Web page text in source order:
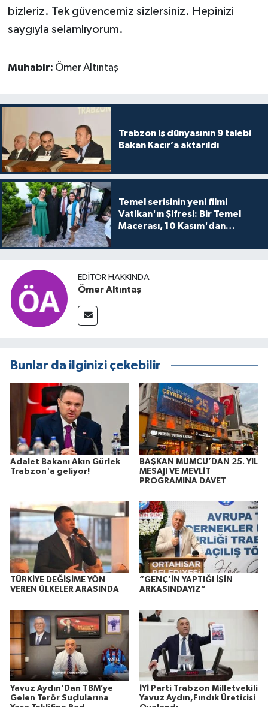
bizleriz. Tek güvencemiz sizlersiniz. Hepinizi
saygıyla selamlıyorum.
Muhabir: Ömer Altıntaş
Trabzon iş dünyasının 9 talebi
Bakan Kacır’a aktarıldı
Temel serisinin yeni filmi
Vatikan'ın Şifresi: Bir Temel
Macerası, 10 Kasım'dan
buluşuyo
EDITÖR HAKKINDA
Ömer Altıntaş
Bunlar da ilginizi çekebilir
Adalet Bakanı Akın Gürlek
Trabzon'a geliyor!
BAŞKAN MUMCU’DAN 25. YIL
MESAJI VE MEVLİT
PROGRAMINA DAVET
TÜRKİYE DEĞİŞİME YÖN
VEREN ÜLKELER ARASINDA
“GENÇ’İN YAPTIĞI İŞİN
ARKASINDAYIZ”
Yavuz Aydın‘Dan TBM’ye
Gelen Terör Suçlularına
İYİ Parti Trabzon Milletvekili
Yavuz Aydın,Fındık Üreticisi